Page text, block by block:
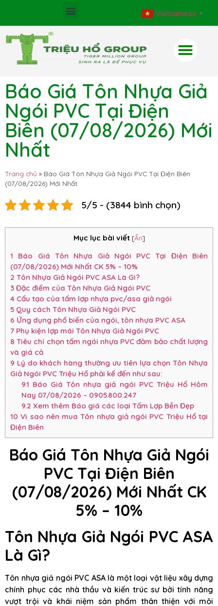
Vietnamese ▼
Báo Giá Tôn Nhựa Giả
Ngói PVC Tại Điện
Biên (07/08/2026) Mới
Nhất
Trang chủ » Báo Giá Tôn Nhựa Giả Ngói PVC Tại Điện Biên
(07/08/2026) Mới Nhất
5/5 - (3844 bình chọn)
Mục lục bài viết [Ẩn]
1 Báo Giá Tôn Nhựa Giả Ngói PVC Tại Điện Biên
(07/08/2026) Mới Nhất CK 5% – 10%
2 Tôn Nhựa Giả Ngói PVC ASA Là Gì?
3 Đặc điểm của Tôn Nhựa Giả Ngói PVC
4 Cấu tạo của tấm lợp nhựa pvc/asa giả ngói
5 Quy cách Tôn Nhựa Giả Ngói PVC
6 Ứng dụng phổ biến của ngói, tôn nhựa PVC ASA
7 Phụ kiện lợp mái Tôn Nhựa Giả Ngói PVC
8 Tiêu chí chọn tấm ngói nhựa PVC đảm bảo chất lượng
và giá cả
9 Lý do khách hàng thường ưu tiên lựa chọn Tôn Nhựa
Giả Ngói PVC Triệu Hổ phải kể đến như sau:
9.1 Báo Giá Tôn nhựa giả ngói PVC Triệu Hổ Hôm
Nay 07/08/2026 – 0905.800.247
9.2 Xem thêm Báo giá các loại Tấm Lợp Bền Đẹp
10 Vì sao nên mua Tôn nhựa giả ngói PVC Triệu Hổ tại
Điện Biên
Báo Giá Tôn Nhựa Giả Ngói
PVC Tại Điện Biên
(07/08/2026) Mới Nhất CK
5% – 10%
Tôn Nhựa Giả Ngói PVC ASA
Là Gì?
Tôn nhựa giả ngói PVC ASA là một loại vật liệu xây dựng
chính phục các nhà thầu và kiến trúc sư bởi tính năng
vượt trội và khái niệm sản phẩm thân thiện với môi